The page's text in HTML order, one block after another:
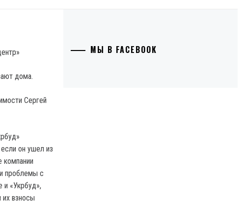
дома.
Сергей
он ушел из
компании
проблемы с
и «Укрбуд»,
их взносы
МЫ В FACEBOOK